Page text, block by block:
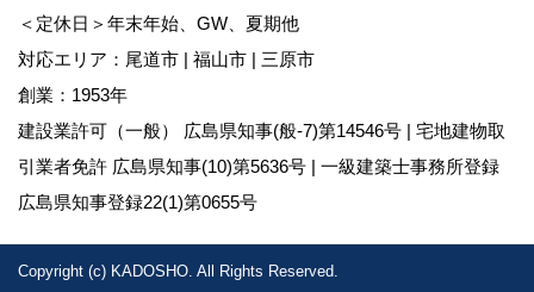
＜定休日＞年末年始、GW、夏期他
対応エリア：尾道市 | 福山市 | 三原市
創業：1953年
建設業許可（一般） 広島県知事(般-7)第14546号 | 宅地建物取
引業者免許 広島県知事(10)第5636号 | 一級建築士事務所登録
広島県知事登録22(1)第0655号
Copyright (c) KADOSHO. All Rights Reserved.